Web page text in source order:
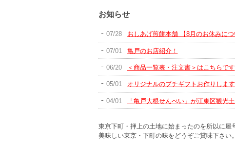
お知らせ
07/28 おしあげ煎餅本舗 【8月のお休みにつ
07/01 亀戸のお店紹介！
06/20 ＜商品一覧表・注文書＞はこちらです
05/01 オリジナルのプチギフトお作りします
04/01 「亀戸大根せんべい」が江東区観光
東京下町・押上の土地に始まったのを所以に屋
美味しい東京・下町の味をどうぞご賞味下さい。